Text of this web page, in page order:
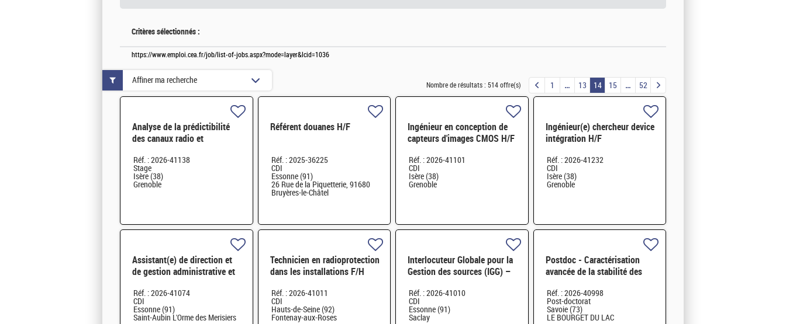
Critères sélectionnés :
https://www.emploi.cea.fr/job/list-of-jobs.aspx?mode=layer&lcid=1036
Nombre de résultats : 514 offre(s) 1 13 14 15 52
Analyse de la prédictibilité
des canaux radio et
neurones H/F
Réf. : 2026-41138
Stage
Isère (38)
Grenoble
Référent douanes H/F
Réf. : 2025-36225
CDI
Essonne (91)
26 Rue de la Piquetterie, 91680
Bruyères-le-Châtel
Ingénieur en conception de
capteurs d'images CMOS H/F
Réf. : 2026-41101
CDI
Isère (38)
Grenoble
Ingénieur(e) chercheur device
intégration H/F
Réf. : 2026-41232
CDI
Isère (38)
Grenoble
Assistant(e) de direction et
de gestion administrative et
Simulation H/F
Réf. : 2026-41074
CDI
Essonne (91)
Saint-Aubin L'Orme des Merisiers
Technicien en radioprotection
dans les installations F/H
Réf. : 2026-41011
CDI
Hauts-de-Seine (92)
Fontenay-aux-Roses
Interlocuteur Globale pour la
Gestion des sources (IGG) –
radioprotection F/H
Réf. : 2026-41010
CDI
Essonne (91)
Saclay
Postdoc - Caractérisation
avancée de la stabilité des
tandem H/F
Réf. : 2026-40998
Post-doctorat
Savoie (73)
LE BOURGET DU LAC
Affiner ma recherche